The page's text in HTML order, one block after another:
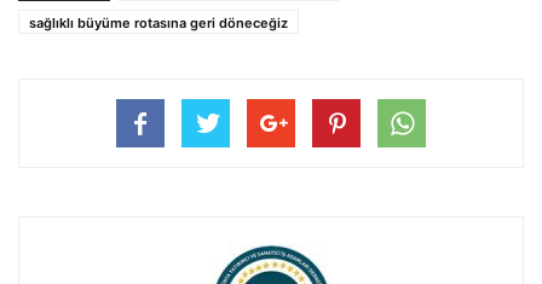
sağlıklı büyüme rotasına geri döneceğiz